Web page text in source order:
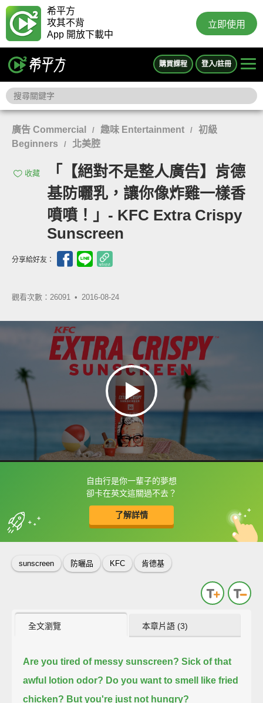
希平方
攻其不背
App 開放下載中
立即使用
購買課程 登入/註冊
廣告 Commercial / 趣味 Entertainment /
初級
Beginners
/ 北美腔
收藏
「【絕對不是整人廣告】肯德
基防曬乳，讓你像炸雞一樣香
噴噴！」- KFC Extra Crispy
Sunscreen
分享給好友：
觀看次數：26091 • 2016-08-24
自由行是你一輩子的夢想
卻卡在英文這關過不去？
了解詳情
框選或點兩下字幕可以直接查字典喔！
收錄佳句 中
英
sunscreen 防曬品 KFC 肯德基
全文瀏覽 本章片語 (3)
Are you tired of messy sunscreen? Sick of that
awful lotion odor? Do you want to smell like fried
chicken? But you're just not hungry?